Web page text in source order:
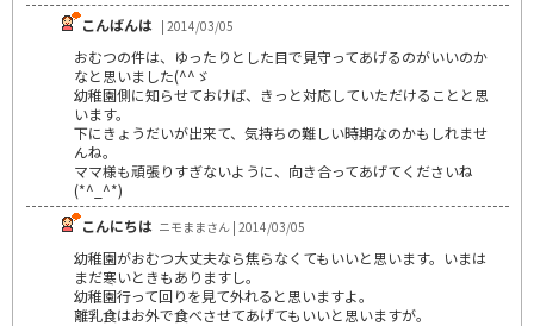
こんばんは | 2014/03/05
おむつの件は、ゆったりとした目で見守ってあげるのがいいのか
なと思いました(^^ゞ
幼稚園側に知らせておけば、きっと対応していただけることと思
います。
下にきょうだいが出来て、気持ちの難しい時期なのかもしれませ
んね。
ママ様も頑張りすぎないように、向き合ってあげてくださいね
(*^_^*)
こんにちは ニモままさん | 2014/03/05
幼稚園がおむつ大丈夫なら焦らなくてもいいと思います。いまは
まだ寒いときもありますし。
幼稚園行って回りを見て外れると思いますよ。
離乳食はお外で食べさせてあげてもいいと思いますが。